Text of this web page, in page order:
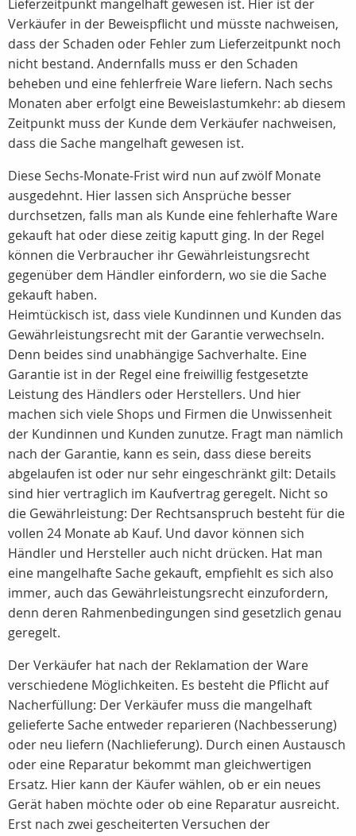
Lieferzeitpunkt mangelhaft gewesen ist. Hier ist der
Verkäufer in der Beweispflicht und müsste nachweisen,
dass der Schaden oder Fehler zum Lieferzeitpunkt noch
nicht bestand. Andernfalls muss er den Schaden
beheben und eine fehlerfreie Ware liefern. Nach sechs
Monaten aber erfolgt eine Beweislastumkehr: ab diesem
Zeitpunkt muss der Kunde dem Verkäufer nachweisen,
dass die Sache mangelhaft gewesen ist.
Diese Sechs-Monate-Frist wird nun auf zwölf Monate
ausgedehnt. Hier lassen sich Ansprüche besser
durchsetzen, falls man als Kunde eine fehlerhafte Ware
gekauft hat oder diese zeitig kaputt ging. In der Regel
können die Verbraucher ihr Gewährleistungsrecht
gegenüber dem Händler einfordern, wo sie die Sache
gekauft haben.
Heimtückisch ist, dass viele Kundinnen und Kunden das
Gewährleistungsrecht mit der Garantie verwechseln.
Denn beides sind unabhängige Sachverhalte. Eine
Garantie ist in der Regel eine freiwillig festgesetzte
Leistung des Händlers oder Herstellers. Und hier
machen sich viele Shops und Firmen die Unwissenheit
der Kundinnen und Kunden zunutze. Fragt man nämlich
nach der Garantie, kann es sein, dass diese bereits
abgelaufen ist oder nur sehr eingeschränkt gilt: Details
sind hier vertraglich im Kaufvertrag geregelt. Nicht so
die Gewährleistung: Der Rechtsanspruch besteht für die
vollen 24 Monate ab Kauf. Und davor können sich
Händler und Hersteller auch nicht drücken. Hat man
eine mangelhafte Sache gekauft, empfiehlt es sich also
immer, auch das Gewährleistungsrecht einzufordern,
denn deren Rahmenbedingungen sind gesetzlich genau
geregelt.
Der Verkäufer hat nach der Reklamation der Ware
verschiedene Möglichkeiten. Es besteht die Pflicht auf
Nacherfüllung: Der Verkäufer muss die mangelhaft
gelieferte Sache entweder reparieren (Nachbesserung)
oder neu liefern (Nachlieferung). Durch einen Austausch
oder eine Reparatur bekommt man gleichwertigen
Ersatz. Hier kann der Käufer wählen, ob er ein neues
Gerät haben möchte oder ob eine Reparatur ausreicht.
Erst nach zwei gescheiterten Versuchen der